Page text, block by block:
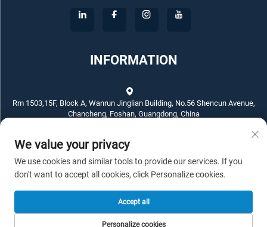
INFORMATION
Rm 1503,15F, Block A, Wanrun Jinglian Building, No.56 Shencun Avenue,
Chancheng, Foshan, Guangdong, China
+86-757-83789311
[email protected]
Copyright © 2025 ECKO ELECTROTECH CO.,LTD. Alle Rechte vorbehalten.
We value your privacy
We use cookies and similar tools to provide our services. If you
don't want to accept all cookies, click Personalize cookies.
Personalize cookies
Accept all